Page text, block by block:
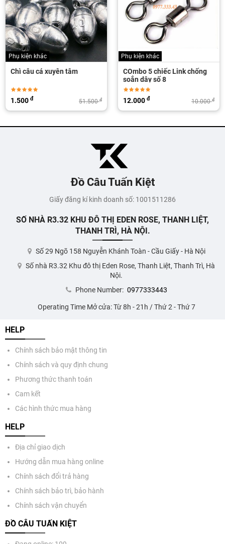
Phụ kiện khác
COmbo 5 chiếc Link chống
10.000 đ
Phụ kiện lure
Hộp đựng mồi lure
50.000
Đồ Câu Tuấn Kiệt
Giấy đăng kí kinh doanh số: 1001511286
SỐ NHÀ R3.32 KHU ĐÔ THỊ EDEN ROSE, THANH LIỆT,
THANH TRÌ, HÀ NỘI.
Số 29 Ngõ 158 Nguyễn Khánh Toàn - Cầu Giấy - Hà Nội
Số nhà R3.32 Khu đô thị Eden Rose, Thanh Liệt, Thanh Trì, Hà
Nội.
Phone Number: 0977333443
Operating Time Mở cửa: Từ 8h - 21h / Thứ 2 - Thứ 7
HELP
Chính sách bảo mật thông tin
Chính sách và quy định chung
Phương thức thanh toán
Cam kết
Các hình thức mua hàng
HELP
Địa chỉ giao dịch
Hướng dẫn mua hàng online
Chính sách đổi trả hàng
Chính sách bảo trì, bảo hành
Chính sách vận chuyển
ĐỒ CÂU TUẤN KIỆT